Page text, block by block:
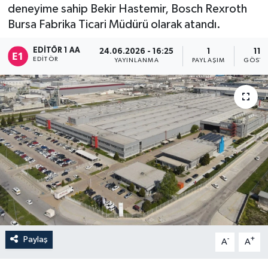
deneyime sahip Bekir Hastemir, Bosch Rexroth
Bursa Fabrika Ticari Müdürü olarak atandı.
EDITÖR 1 AA
EDITÖR
24.06.2026 - 16:25
YAYINLANMA PAYLAŞIM
Paylaş A- A+
Sağlık
Siyaset
Spor
Türkiye